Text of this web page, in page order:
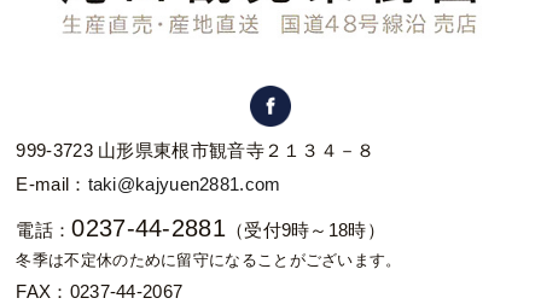
999-3723 山形県東根市観音寺２１３４－８
E-mail： taki@kajyuen2881.com
電話：0237-44-2881（受付9時～18時）
冬季は不定休のために留守になることがございます。
FAX：0237-44-2067